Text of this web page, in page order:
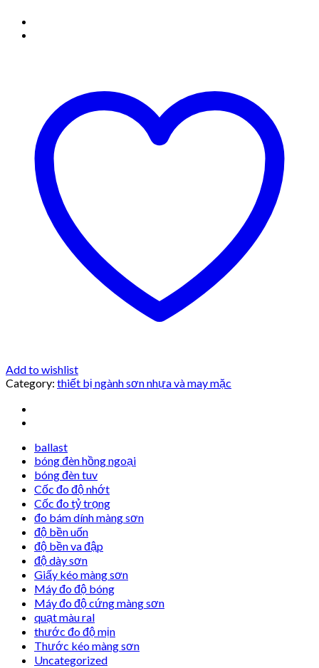
Add to wishlist
Category: thiết bị ngành sơn nhựa và may mặc
ballast
bóng đèn hồng ngoại
bóng đèn tuv
Cốc đo độ nhớt
Cốc đo tỷ trọng
đo bám dính màng sơn
độ bền uốn
độ bền va đập
độ dày sơn
Giấy kéo màng sơn
Máy đo độ bóng
Máy đo độ cứng màng sơn
quạt màu ral
thước đo độ mịn
Thước kéo màng sơn
Uncategorized